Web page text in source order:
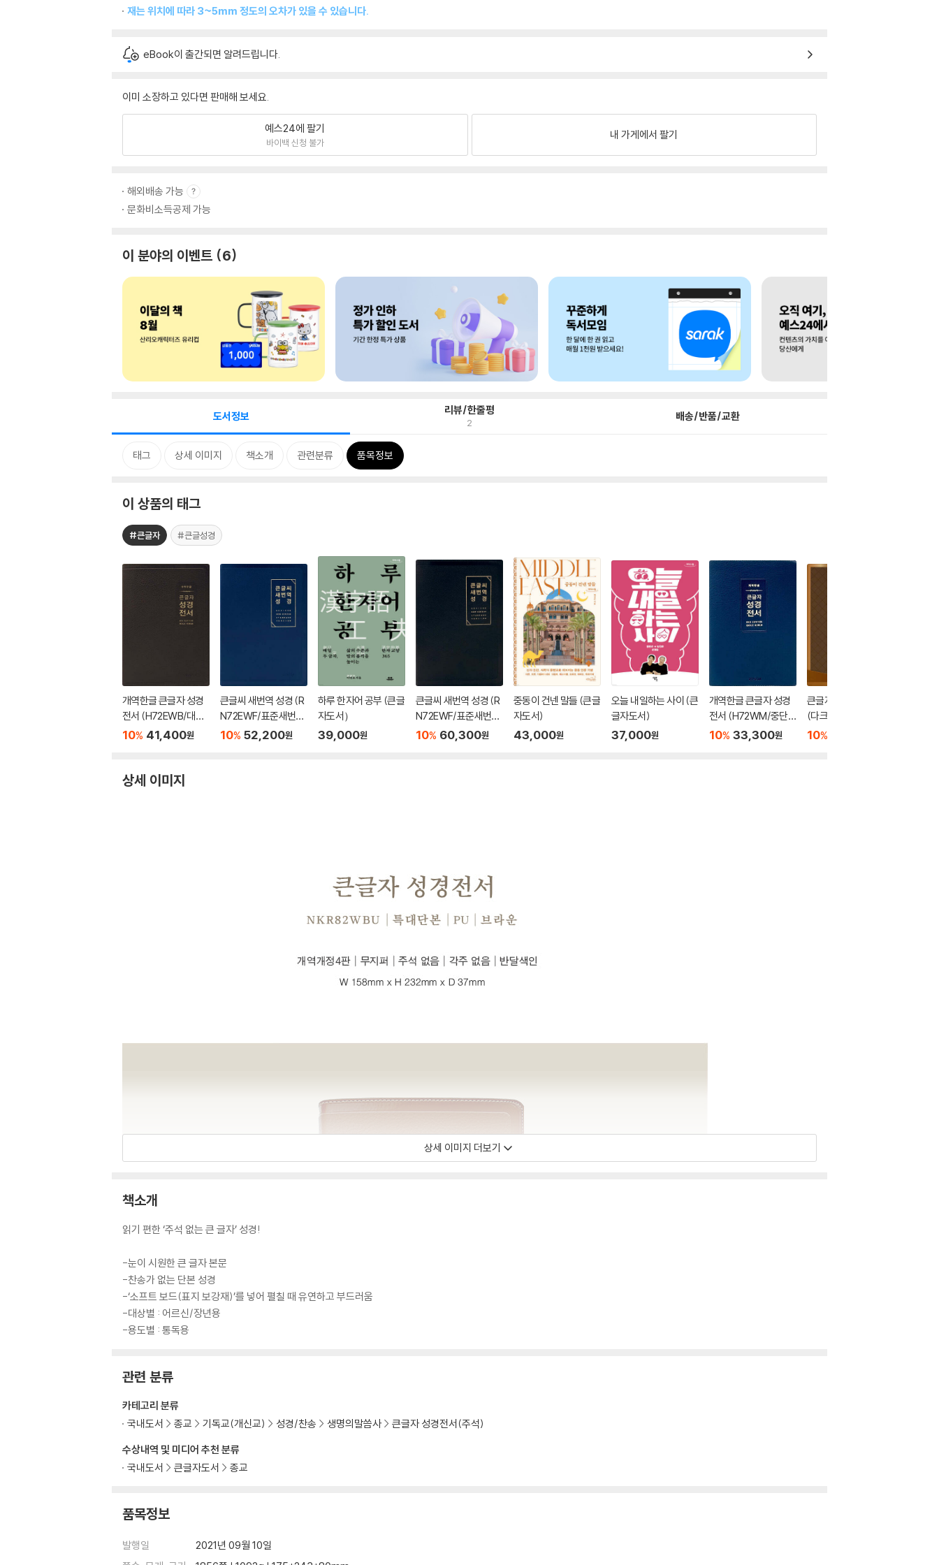
재는 위치에 따라 3~5mm 정도의 오차가 있을 수 있습니다.
eBook이 출간되면 알려드립니다.
이미 소장하고 있다면 판매해 보세요.
예스24에 팔기
바이백 신청 불가
내 가게에서 팔기
해외배송 가능
문화비소득공제 가능
이 분야의 이벤트 6
도서정보 리뷰/한줄평
2 배송/반품/교환
태그 상세 이미지 책소개 관련분류 품목정보
이 상품의 태그
#큰글자 #큰글성경
개역한글 큰글자 성경
전서 (H72EWB/대단
본/무지퍼/PU/반달 색
10% 41,400원
큰글씨 새번역 성경 (R
N72EWF/표준새번역
대단본/무지퍼/PU/반
10% 52,200원
하루 한자어 공부 (큰글
자도서）
39,000원
큰글씨 새번역 성경 (R
N72EWF/표준새번역
단본/무지퍼/천연우
10% 60,300원
중동이 건넨 말들 (큰글
자도서)
43,000원
오늘 내일하는 사이 (큰
글자도서)
37,000원
개역한글 큰글자 성경
전서 (H72WM/중단
본/무지퍼/PU/반달 색
10% 33,300원
큰글자 현대인의 성경
(다크브라운/대(大)/
단본/색인/천연우피)
10%
상세 이미지
상세 이미지 더보기
책소개
읽기 편한 ‘주석 없는 큰 글자’ 성경!
-눈이 시원한 큰 글자 본문
-찬송가 없는 단본 성경
-‘소프트 보드(표지 보강재)’를 넣어 펼칠 때 유연하고 부드러움
-대상별 : 어르신/장년용
-용도별 : 통독용
관련 분류
수상내역 및 미디어 추천 분류
국내도서
큰글자도서 종교
카테고리 분류
국내도서
종교 기독교(개신교) 성경/찬송 생명의말씀사 큰글자 성경전서(주석)
품목정보
발행일
2021년 09월 10일